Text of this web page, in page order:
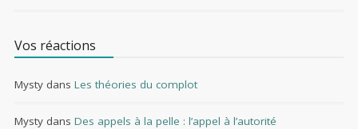
Vos réactions
Mysty dans Les théories du complot
Mysty dans Des appels à la pelle : l’appel à l’autorité